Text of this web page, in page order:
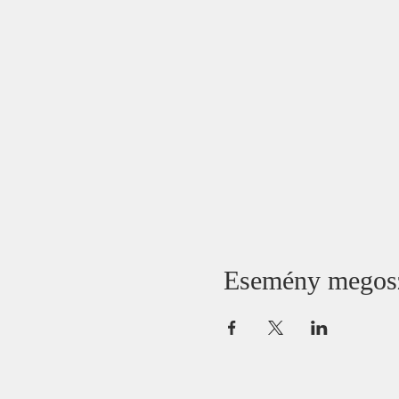
Esemény